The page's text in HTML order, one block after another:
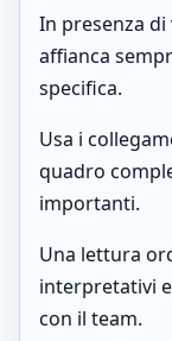
In presenza
affianca
specifica.
Usa i
quadro
importanti.
Una lettura
interpretativi
con il team.